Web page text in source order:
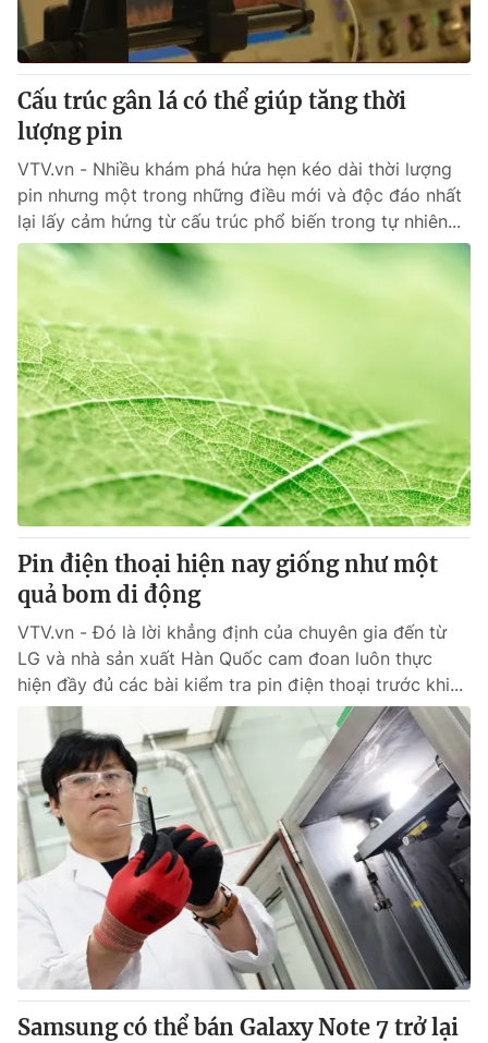
Cấu trúc gân lá có thể giúp tăng thời
lượng pin
VTV.vn - Nhiều khám phá hứa hẹn kéo dài thời lượng
pin nhưng một trong những điều mới và độc đáo nhất
lại lấy cảm hứng từ cấu trúc phổ biến trong tự nhiên...
Pin điện thoại hiện nay giống như một
quả bom di động
VTV.vn - Đó là lời khẳng định của chuyên gia đến từ
LG và nhà sản xuất Hàn Quốc cam đoan luôn thực
hiện đầy đủ các bài kiểm tra pin điện thoại trước khi...
Samsung có thể bán Galaxy Note 7 trở lại